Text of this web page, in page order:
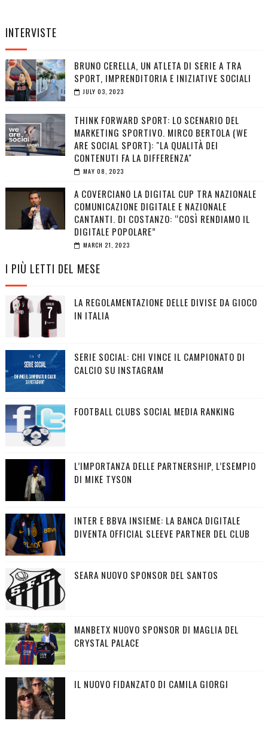
INTERVISTE
BRUNO CERELLA, UN ATLETA DI SERIE A TRA
SPORT, IMPRENDITORIA E INIZIATIVE SOCIALI
JULY 03, 2023
THINK FORWARD SPORT: LO SCENARIO DEL
MARKETING SPORTIVO. MIRCO BERTOLA (WE
ARE SOCIAL SPORT): "LA QUALITÀ DEI
CONTENUTI FA LA DIFFERENZA"
MAY 08, 2023
A COVERCIANO LA DIGITAL CUP TRA NAZIONALE
COMUNICAZIONE DIGITALE E NAZIONALE
CANTANTI. DI COSTANZO: “COSÌ RENDIAMO IL
DIGITALE POPOLARE”
MARCH 21, 2023
I PIÙ LETTI DEL MESE
LA REGOLAMENTAZIONE DELLE DIVISE DA GIOCO
IN ITALIA
SERIE SOCIAL: CHI VINCE IL CAMPIONATO DI
CALCIO SU INSTAGRAM
FOOTBALL CLUBS SOCIAL MEDIA RANKING
L’IMPORTANZA DELLE PARTNERSHIP, L’ESEMPIO
DI MIKE TYSON
INTER E BBVA INSIEME: LA BANCA DIGITALE
DIVENTA OFFICIAL SLEEVE PARTNER DEL CLUB
SEARA NUOVO SPONSOR DEL SANTOS
MANBETX NUOVO SPONSOR DI MAGLIA DEL
CRYSTAL PALACE
IL NUOVO FIDANZATO DI CAMILA GIORGI